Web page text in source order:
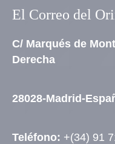
El Correo del
C/ Marqués de
Derecha
28028-Madrid-
Teléfono: +(34) 91